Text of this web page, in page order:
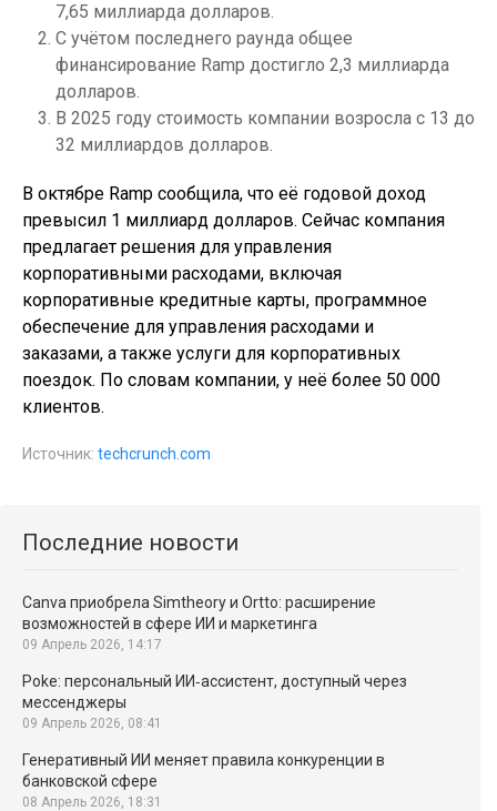
7,65 миллиарда долларов.
С учётом последнего раунда общее
финансирование Ramp достигло 2,3 миллиарда
долларов.
В 2025 году стоимость компании возросла с 13 до
32 миллиардов долларов.
В октябре Ramp сообщила, что её годовой доход
превысил 1 миллиард долларов. Сейчас компания
предлагает решения для управления
корпоративными расходами, включая
корпоративные кредитные карты, программное
обеспечение для управления расходами и
заказами, а также услуги для корпоративных
поездок. По словам компании, у неё более 50 000
клиентов.
Источник: techcrunch.com
Последние новости
Canva приобрела Simtheory и Ortto: расширение
возможностей в сфере ИИ и маркетинга
09 Апрель 2026, 14:17
Poke: персональный ИИ‑ассистент, доступный через
мессенджеры
09 Апрель 2026, 08:41
Генеративный ИИ меняет правила конкуренции в
банковской сфере
08 Апрель 2026, 18:31